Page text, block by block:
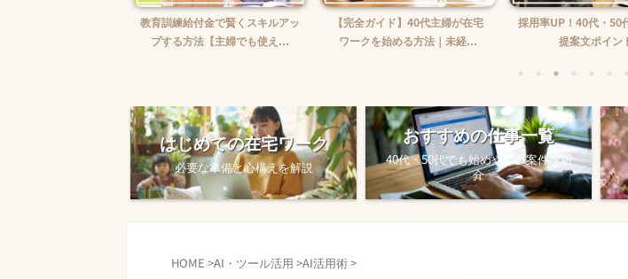
教育訓練給付金で賢くスキルアッ
プする方法【主婦でも使え...
【完全ガイド】40代主婦が在宅
ワークを始める方法｜未経...
採用率UP！40代・50
提案文ポイン
はじめての在宅ワーク
必要な準備と心構えを解説
おすすめの仕事一覧
40代・50代でも始めやすい案件を紹
介
HOME >AI・ツール活用 >AI活用術>